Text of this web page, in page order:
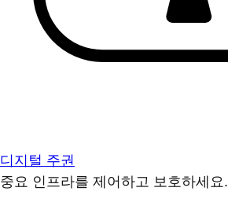
디지털 주권
중요 인프라를 제어하고 보호하세요.